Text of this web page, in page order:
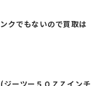
クでもないので買取は
ーツー５０ＺＺインチ